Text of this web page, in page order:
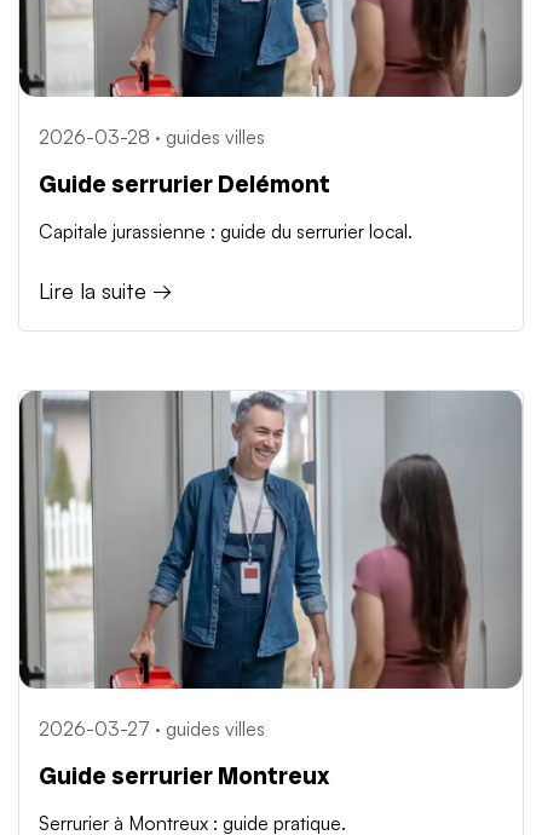
2026-03-28 · guides villes
Guide serrurier Delémont
Capitale jurassienne : guide du serrurier local.
Lire la suite →
2026-03-27 · guides villes
Guide serrurier Montreux
Serrurier à Montreux : guide pratique.